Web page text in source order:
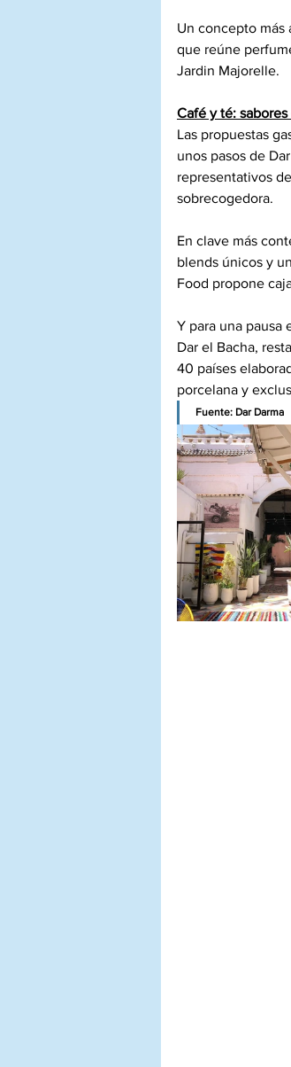
Un concepto más
que reúne
Jardin Majorelle.
Café y té:
Las propuestas
unos pasos de
representativos
sobrecogedora.
En clave más
blends únicos y
Food propone
Y para una pausa
Dar el Bacha,
40 países
porcelana y
Fuente: Dar Darma